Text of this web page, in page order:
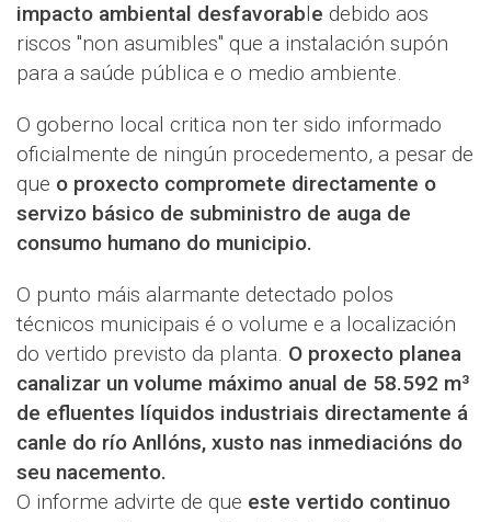
impacto ambiental desfavorable debido aos
riscos "non asumibles" que a instalación supón
para a saúde pública e o medio ambiente.
O goberno local critica non ter sido informado
oficialmente de ningún procedemento, a pesar de
que o proxecto compromete directamente o
servizo básico de subministro de auga de
consumo humano do municipio.
O punto máis alarmante detectado polos
técnicos municipais é o volume e a localización
do vertido previsto da planta. O proxecto planea
canalizar un volume máximo anual de 58.592 m³
de efluentes líquidos industriais directamente á
canle do río Anllóns, xusto nas inmediacións do
seu nacemento.
O informe advirte de que este vertido continuo